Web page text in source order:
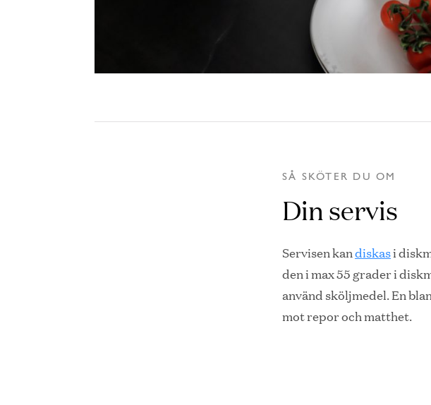
SÅ SKÖTER DU OM
Din servis
Servisen kandiskasi
den i max 55 grader i
använd sköljmedel. En
mot repor och matthet.